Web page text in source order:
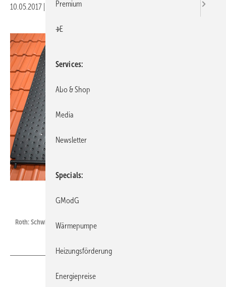
10.05.2017 Veröffentlicht in
Roth: Schwimmbadabsorber HelioPool.
Premium
+E
Services
Abo & Shop
Media
Newsletter
Specials
GModG
Wärmepumpe
Heizungsförderung
Energiepreise